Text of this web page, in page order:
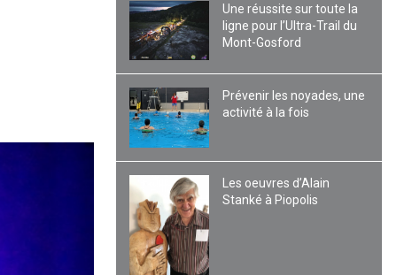
Une réussite sur toute la
ligne pour l’Ultra-Trail du
Mont-Gosford
Prévenir les noyades, une
activité à la fois
Les oeuvres d’Alain
Stanké à Piopolis